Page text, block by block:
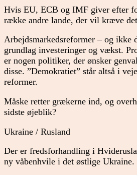
Hvis EU, ECB og IMF giver efter
række andre lande, der vil kræve
Arbejdsmarkedsreformer – og ikke
grundlag investeringer og vækst.
er nogen politiker, der ønsker
disse. ”Demokratiet” står altså i
reformer.
Måske retter grækerne ind, og
sidste øjeblik?
Ukraine / Rusland
Der er fredsforhandling i
ny våbenhvile i det østlige Ukraine.